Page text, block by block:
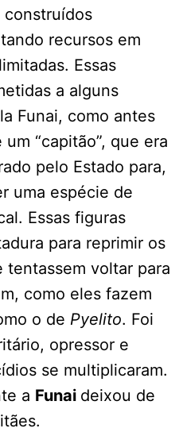
construídos
recursos em
Essas
a alguns
Funai, como antes
“capitão”, que era
pelo Estado para,
uma espécie de
Essas figuras
para reprimir os
tentassem voltar para
como eles fazem
o de Pyelito. Foi
opressor e
se multiplicaram.
a Funai deixou de